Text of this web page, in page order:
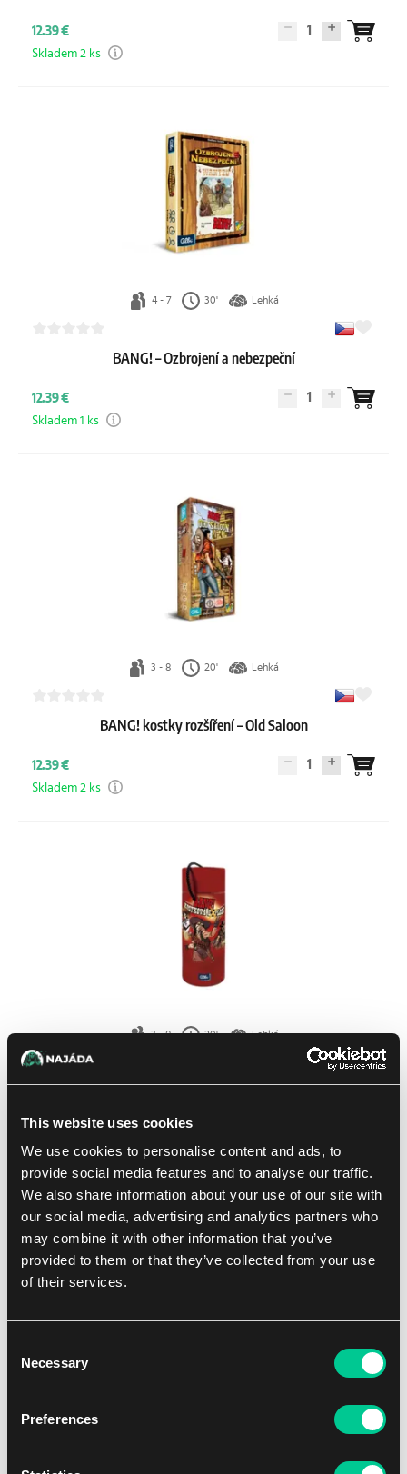
This website uses cookies
We use cookies to personalise content and ads, to
provide social media features and to analyse our traffic.
We also share information about your use of our site with
our social media, advertising and analytics partners who
may combine it with other information that you’ve
provided to them or that they’ve collected from your use
of their services.
Selection
Necessary
Preferences
12.39 € 1
Skladem 2 ks
4 - 7 30' Lehká
BANG! – Ozbrojení a nebezpeční
12.39 € 1
Skladem 1 ks
3 - 8 20' Lehká
BANG! kostky rozšíření – Old Saloon
12.39 € 1
Skladem 2 ks
3 - 8 20' Lehká
Skladem 1 ks